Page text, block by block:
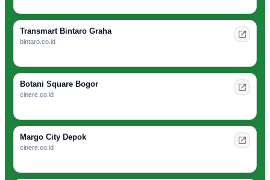
Transmart Bintaro Graha
bintaro.co.id
Botani Square Bogor
cinere.co.id
Margo City Depok
cinere.co.id